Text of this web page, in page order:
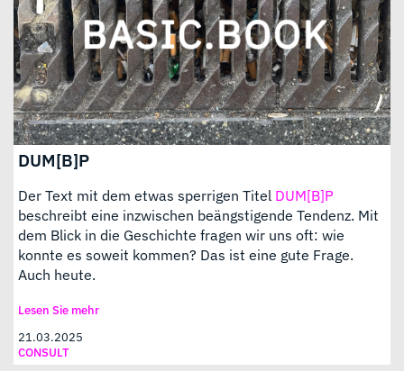
DUM[B]P
Der Text mit dem etwas sperrigen Titel DUM[B]P
beschreibt eine inzwischen beängstigende Tendenz. Mit
dem Blick in die Geschichte fragen wir uns oft: wie
konnte es soweit kommen? Das ist eine gute Frage.
Auch heute.
Lesen Sie mehr
21.03.2025
CONSULT